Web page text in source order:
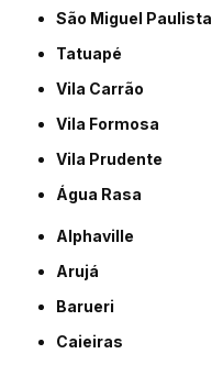
São Miguel Paulista
Tatuapé
Vila Carrão
Vila Formosa
Vila Prudente
Água Rasa
Alphaville
Arujá
Barueri
Caieiras